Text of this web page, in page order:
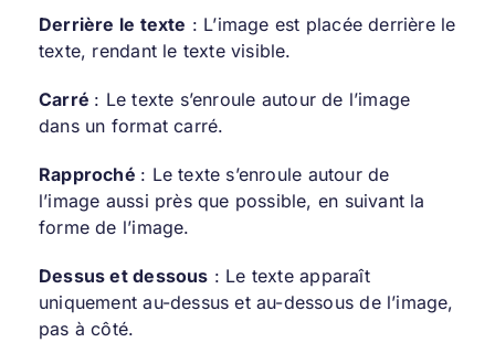
Derrière le texte : L’image est placée derrière le
texte, rendant le texte visible.
Carré : Le texte s’enroule autour de l’image
dans un format carré.
Rapproché : Le texte s’enroule autour de
l’image aussi près que possible, en suivant la
forme de l’image.
Dessus et dessous : Le texte apparaît
uniquement au-dessus et au-dessous de l’image,
pas à côté.